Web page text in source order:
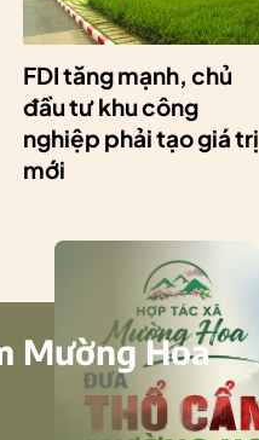
FDI tăng mạnh, chủ
đầu tư khu công
nghiệp phải tạo giá trị
mới
Mường Hoa